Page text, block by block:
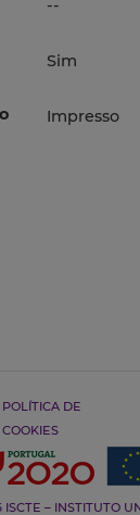
--
Sim
Impresso
POLÍTICA DE
COOKIES
– INSTITUTO